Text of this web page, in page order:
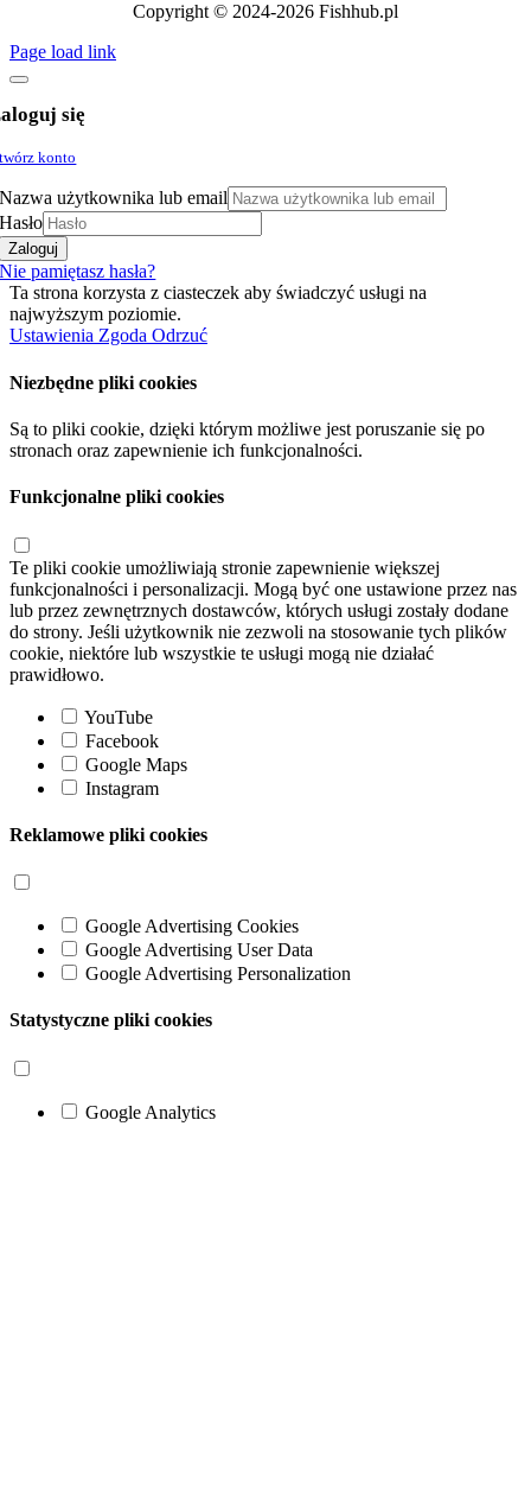
Copyright © 2024-2026 Fishhub.pl
Page load link
się
konto
Nazwa użytkownika lub email
Hasło
Zaloguj
Nie pamiętasz hasła?
Ta strona korzysta z ciasteczek aby świadczyć usługi na
najwyższym poziomie.
Ustawienia Zgoda Odrzuć
Niezbędne pliki cookies
Są to pliki cookie, dzięki którym możliwe jest poruszanie się po
stronach oraz zapewnienie ich funkcjonalności.
Funkcjonalne pliki cookies
Te pliki cookie umożliwiają stronie zapewnienie większej
funkcjonalności i personalizacji. Mogą być one ustawione przez nas
lub przez zewnętrznych dostawców, których usługi zostały dodane
do strony. Jeśli użytkownik nie zezwoli na stosowanie tych plików
cookie, niektóre lub wszystkie te usługi mogą nie działać
prawidłowo.
YouTube
Facebook
Google Maps
Instagram
Reklamowe pliki cookies
Google Advertising Cookies
Google Advertising User Data
Google Advertising Personalization
Statystyczne pliki cookies
Google Analytics